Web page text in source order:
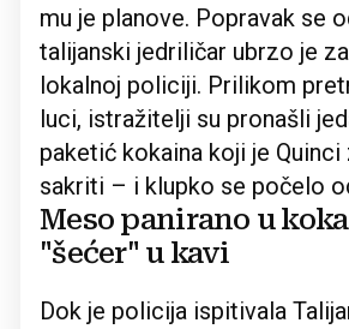
mu je planove. Popravak se
talijanski jedriličar ubrzo je
lokalnoj policiji. Prilikom
luci, istražitelji su pronašli
paketić kokaina koji je
sakriti – i klupko se počelo
Meso panirano u
"šećer" u kavi
Dok je policija ispitivala